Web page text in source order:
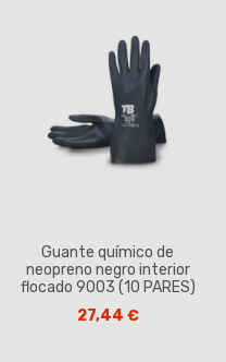
Guante químico de
neopreno negro interior
flocado 9003 (10 PARES)
27,44 €